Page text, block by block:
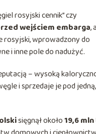
rosyjski cennik” czy
wejściem embarga,
rosyjski, wprowadzony do
i inne pole do nadużyć.
– wysoką
i sprzedaje je pod jedną,
sięgnął około19,6